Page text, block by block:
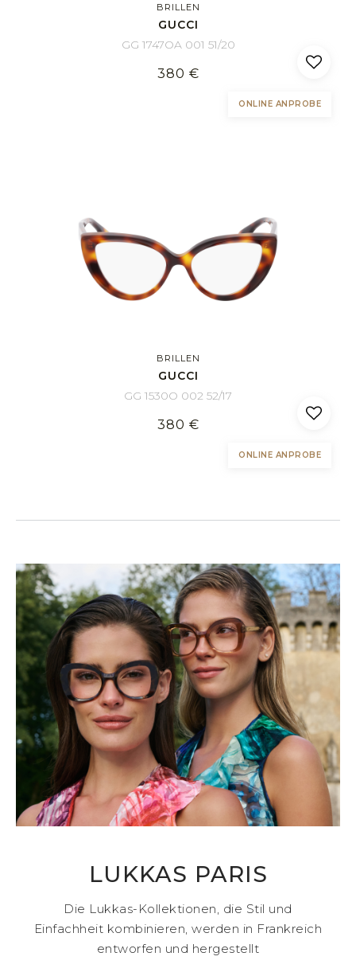
BRILLEN
GUCCI
GG 1747OA 001 51/20
380 €
ONLINE ANPROBE
BRILLEN
GUCCI
GG 1530O 002 52/17
380 €
ONLINE ANPROBE
LUKKAS PARIS
Die Lukkas-Kollektionen, die Stil und
Einfachheit kombinieren, werden in Frankreich
entworfen und hergestellt